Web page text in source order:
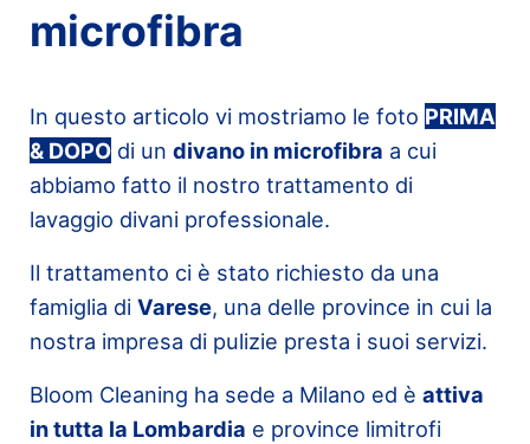
microfibra
In questo articolo vi mostriamo le foto PRIMA
& DOPOdi un divano in microfibra a cui
abbiamo fatto il nostro trattamento di
lavaggio divani professionale.
Il trattamento ci è stato richiesto da una
famiglia di Varese, una delle province in cui la
nostra impresa di pulizie presta i suoi servizi.
Bloom Cleaning ha sede a Milano ed è attiva
in tutta la Lombardia e province limitrofi